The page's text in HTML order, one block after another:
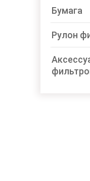
Бумага
Рулон